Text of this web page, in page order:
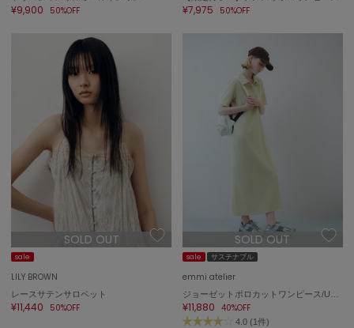
セサミストリートマーケット
Sneakers by emmi
スニーカーズ バイ エミ
Snow Peak
スノーピーク
SNIDEL
スナイデル
SNIDEL HOME
スナイデル ホーム
ソフェル
SOMEWHERE BUTTER.
¥9,900 50%OFF ¥7,975 50%OFF
SOLD OUT
sale
LILY BROWN
レースサテンサロペット
¥11,440 50%OFF
SOLD OUT
sale サステナブル
emmi atelier
ジョーゼットポロカットワンピース/UVカット
¥11,880 40%OFF
4.0 (1件)